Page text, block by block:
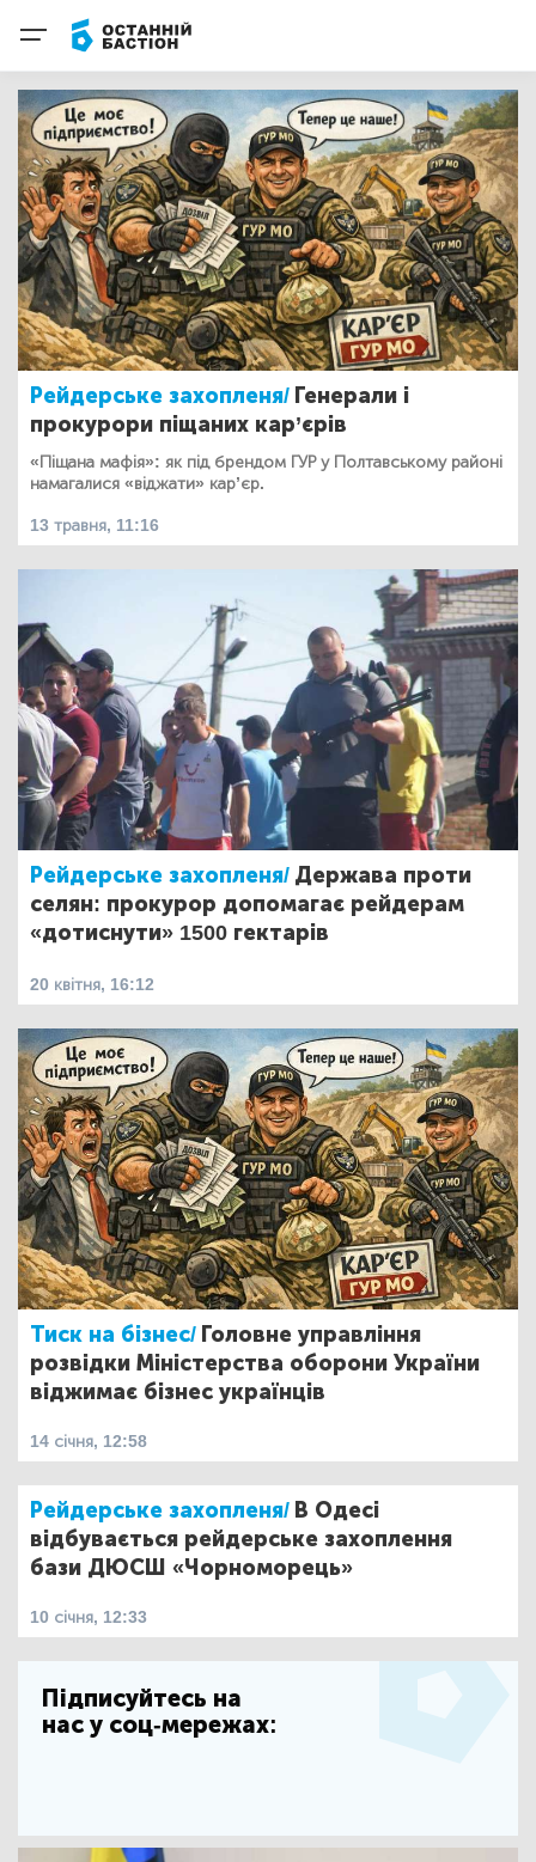
Рейдерське захопленя/ Генерали і
прокурори піщаних кар’єрів
«Піщана мафія»: як під брендом ГУР у Полтавському районі
намагалися «віджати» кар’єр.
13 травня, 11:16
Рейдерське захопленя/ Держава проти
селян: прокурор допомагає рейдерам
«дотиснути» 1500 гектарів
20 квітня, 16:12
Тиск на бізнес/ Головне управління
розвідки Міністерства оборони України
віджимає бізнес українців
14 січня, 12:58
Рейдерське захопленя/ В Одесі
відбувається рейдерське захоплення
бази ДЮСШ «Чорноморець»
10 січня, 12:33
Підписуйтесь на
нас у соц-мережах: